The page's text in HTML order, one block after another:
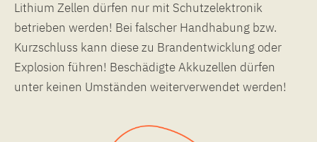
Lithium Zellen dürfen nur mit Schutzelektronik
betrieben werden! Bei falscher Handhabung bzw.
Kurzschluss kann diese zu Brandentwicklung oder
Explosion führen! Beschädigte Akkuzellen dürfen
unter keinen Umständen weiterverwendet werden!